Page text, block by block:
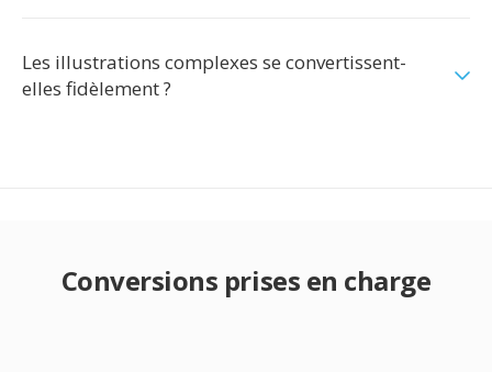
Les illustrations complexes se convertissent-
elles fidèlement ?
Conversions prises en charge